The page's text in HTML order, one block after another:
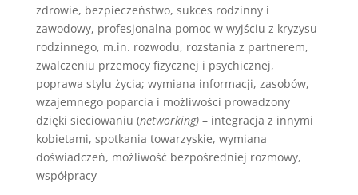
zdrowie, bezpieczeństwo, sukces rodzinny i
zawodowy, profesjonalna pomoc w wyjściu z kryzysu
rodzinnego, m.in. rozwodu, rozstania z partnerem,
zwalczeniu przemocy fizycznej i psychicznej,
poprawa stylu życia; wymiana informacji, zasobów,
wzajemnego poparcia i możliwości prowadzony
dzięki sieciowaniu (networking)– integracja z innymi
kobietami, spotkania towarzyskie, wymiana
doświadczeń, możliwość bezpośredniej rozmowy,
współpracy